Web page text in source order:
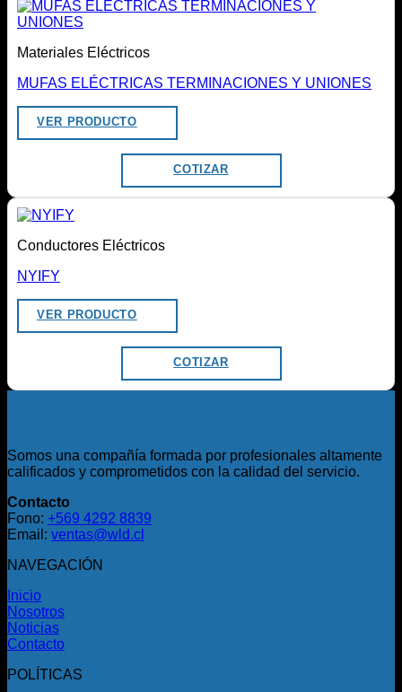
Materiales Eléctricos
MUFAS ELÉCTRICAS TERMINACIONES Y UNIONES
VER PRODUCTO
COTIZAR
Conductores Eléctricos
NYIFY
VER PRODUCTO
COTIZAR
Somos una compañía formada por profesionales altamente
calificados y comprometidos con la calidad del servicio.
Contacto
Fono: +569 4292 8839
Email: ventas@wld.cl
NAVEGACIÓN
Inicio
Nosotros
Noticias
Contacto
POLÍTICAS